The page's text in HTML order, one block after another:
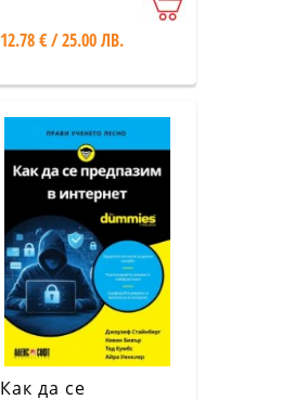
12.78 € / 25.00 ЛВ.
Как да се